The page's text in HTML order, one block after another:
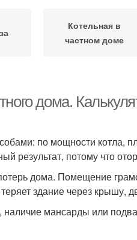
Котельная в
частном доме
дома.
по мощности котла,
результат, потому что
дома. Помещение
здание через крышу,
мансарды или